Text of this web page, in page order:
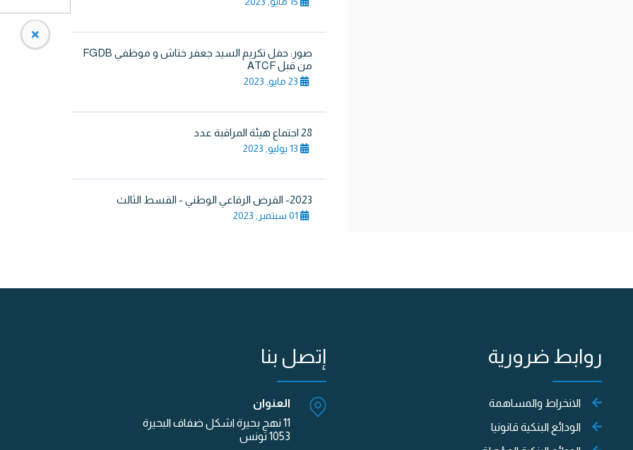
صور: حفل تكريم السيد جعفر ختاش و موظفي FGDB
من قبل ATCF
28 اجتماع هيئة المراقبة عدد
2023- القرض الرقاعي الوطني - القسط الثالث
روابط ضرورية
الانخراط والمساهمة
الودائع البنكية قانونيا
إتصل بنا
العنوان
11 نهج بحيرة اشكل ضفاف البحيرة
1053 تونس